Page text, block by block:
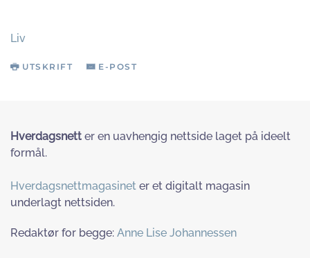
Liv
UTSKRIFT E-POST
Hverdagsnett er en uavhengig nettside laget på ideelt
formål.
Hverdagsnettmagasinet er et digitalt magasin
underlagt nettsiden.
Redaktør for begge: Anne Lise Johannessen